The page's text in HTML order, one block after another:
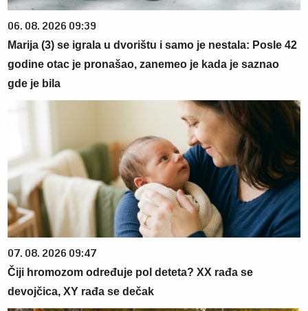
06. 08. 2026 09:39
Marija (3) se igrala u dvorištu i samo je nestala: Posle 42
godine otac je pronašao, zanemeo je kada je saznao
gde je bila
07. 08. 2026 09:47
Čiji hromozom određuje pol deteta? XX rađa se
devojčica, XY rađa se dečak